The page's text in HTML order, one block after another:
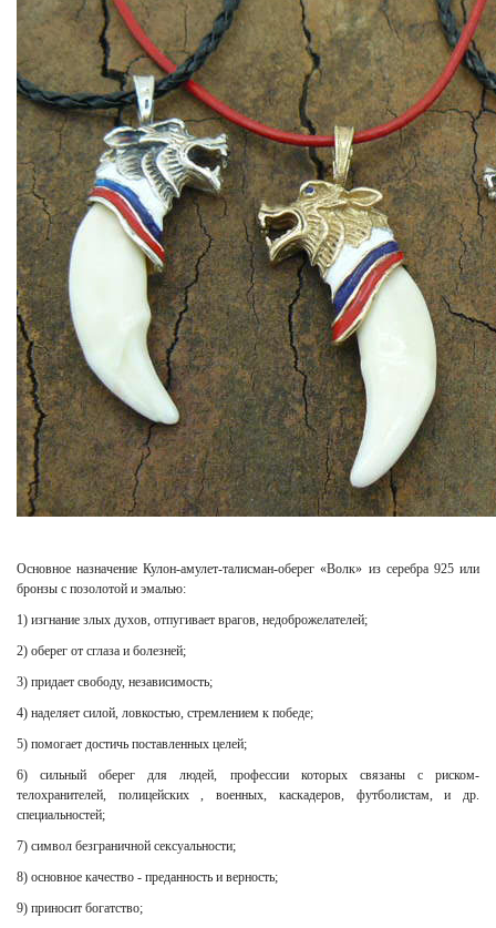
Основное назначение Кулон-амулет-талисман-оберег «Волк» из серебра 925 или
бронзы с позолотой и эмалью:
1) изгнание злых духов, отпугивает врагов, недоброжелателей;
2) оберег от сглаза и болезней;
3) придает свободу, независимость;
4) наделяет силой, ловкостью, стремлением к победе;
5) помогает достичь поставленных целей;
6) сильный оберег для людей, профессии которых связаны с риском-
телохранителей, полицейских , военных, каскадеров, футболистам, и др.
специальностей;
7) символ безграничной сексуальности;
8) основное качество - преданность и верность;
9) приносит богатство;